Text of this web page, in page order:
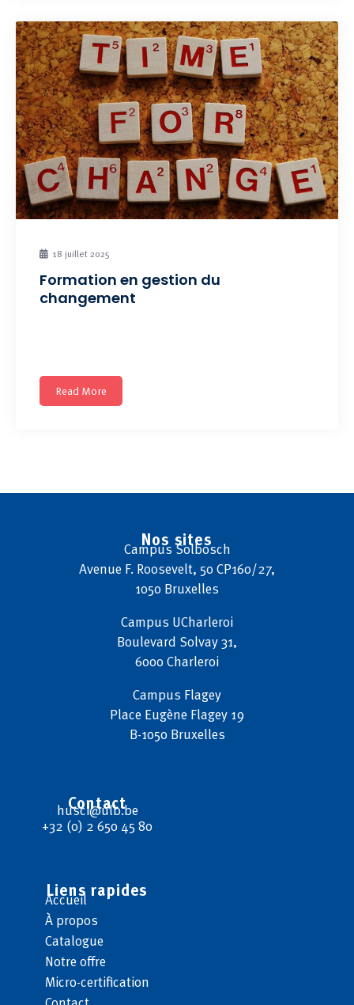
18 juillet 2025
Formation en gestion du
changement
Read More
Contact
husci@ulb.be
+32 (0) 2 650 45 80
Liens rapides
Accueil
À propos
Catalogue
Notre offre
Micro-certification
Nos sites
CampusSolbosch
Avenue F. Roosevelt, 50 CP160/27,
1050 Bruxelles
Campus UCharleroi
Boulevard Solvay 31,
6000 Charleroi
Campus Flagey
Place Eugène Flagey 19
B-1050 Bruxelles